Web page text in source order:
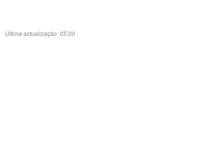
Última actualização: 05:00